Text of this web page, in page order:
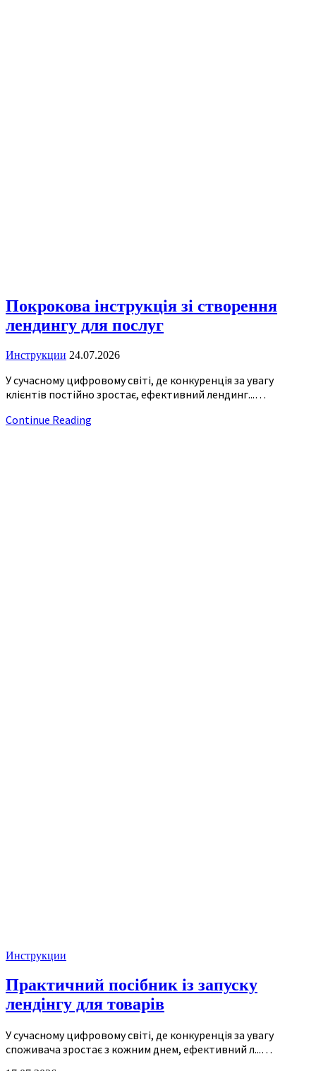
Покрокова інструкція зі створення
лендингу для послуг
Инструкции 24.07.2026
У сучасному цифровому світі, де конкуренція за увагу
клієнтів постійно зростає, ефективний лендинг...…
Continue Reading
Инструкции
Практичний посібник із запуску
лендінгу для товарів
У сучасному цифровому світі, де конкуренція за увагу
споживача зростає з кожним днем, ефективний л...…